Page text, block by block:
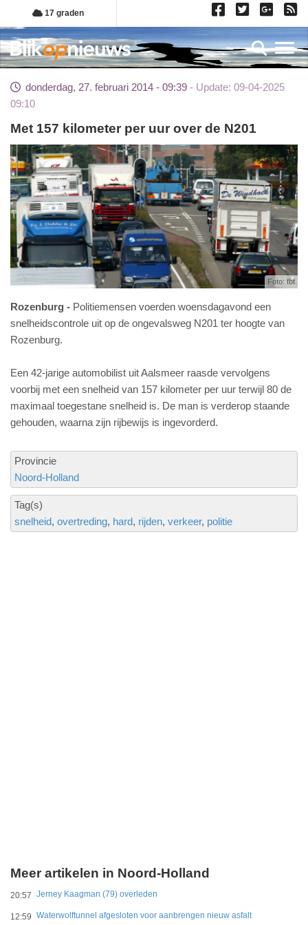
Overslaan
en
naar
de
gaan
17 graden
donderdag, 27. februari 2014 - 09:39
Update: 09-04-2025
09:10
Met 157 kilometer per uur over de N201
Foto: fbf
Rozenburg
Politiemensen voerden woensdagavond een
snelheidscontrole uit op de ongevalsweg N201 ter hoogte van
Rozenburg.
Een 42-jarige automobilist uit Aalsmeer raasde vervolgens
voorbij met een snelheid van 157 kilometer per uur terwijl 80 de
maximaal toegestane snelheid is. De man is verderop staande
gehouden, waarna zijn rijbewijs is ingevorderd.
Provincie
Noord-Holland
Tag(s)
snelheid overtreding hard rijden verkeer politie
Meer artikelen in Noord-Holland
20:57 Jerney Kaagman (79) overleden
12:59 Waterwolftunnel afgesloten voor aanbrengen nieuw asfalt